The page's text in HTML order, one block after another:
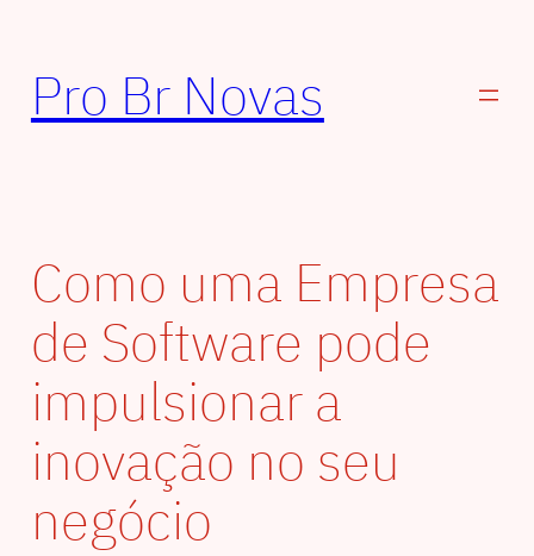
conteúdo
Pro Br Novas
Como uma Empresa
de Software pode
impulsionar a
inovação no seu
negócio